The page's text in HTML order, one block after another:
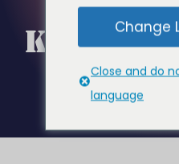
Change
Close and do
language